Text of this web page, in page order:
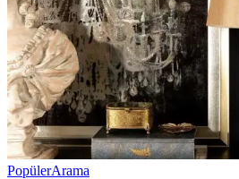
PopülerArama